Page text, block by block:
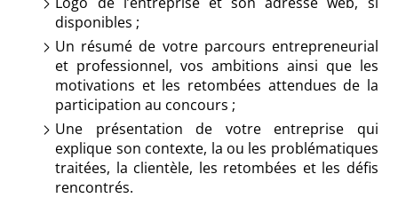
disponibles ;
Un résumé de votre parcours entrepreneurial
et professionnel, vos ambitions ainsi que les
motivations et les retombées attendues de la
participation au concours ;
Une présentation de votre entreprise qui
explique son contexte, la ou les problématiques
traitées, la clientèle, les retombées et les défis
rencontrés.